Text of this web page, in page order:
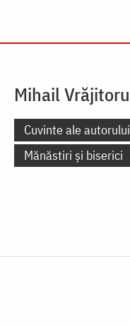
Mihail Vrăjitoru
Cuvinte ale autorului
Mănăstiri și biserici